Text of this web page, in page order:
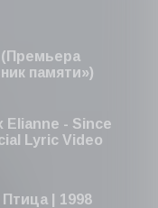
(Премьера
памяти»)
Elianne - Since
Lyric Video
| 1998